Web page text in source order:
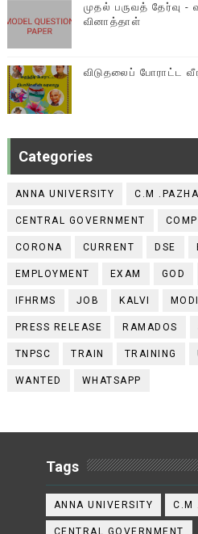
முதல் பருவத் தேர்வு -
வினாத்தாள்
விடுதலைப் போராட்ட
Categories
ANNA UNIVERSITY C.M
CENTRAL GOVERNMENT
CORONA CURRENT DSE
EMPLOYMENT EXAM GOD
IFHRMS JOB KALVI MODI
PRESS RELEASE RAMADOS
TNPSC TRAIN TRAINING
WANTED WHATSAPP
Tags
ANNA UNIVERSITY C.M
CENTRAL GOVERNMENT